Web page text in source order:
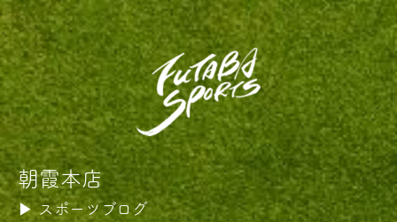
朝霞本店
スポーツブログ